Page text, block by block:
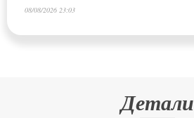
08/08/2026 23:03
Детали